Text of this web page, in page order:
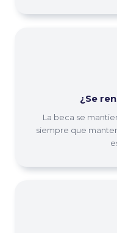
¿Se
La beca se
siempre que